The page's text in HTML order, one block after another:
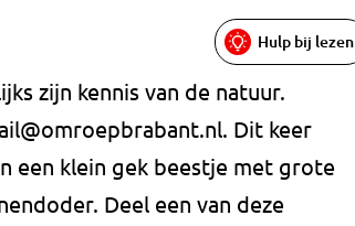
Hulp bij lezen
zijn kennis van de natuur.
. Dit keer
een klein gek beestje met grote
Deel een van deze